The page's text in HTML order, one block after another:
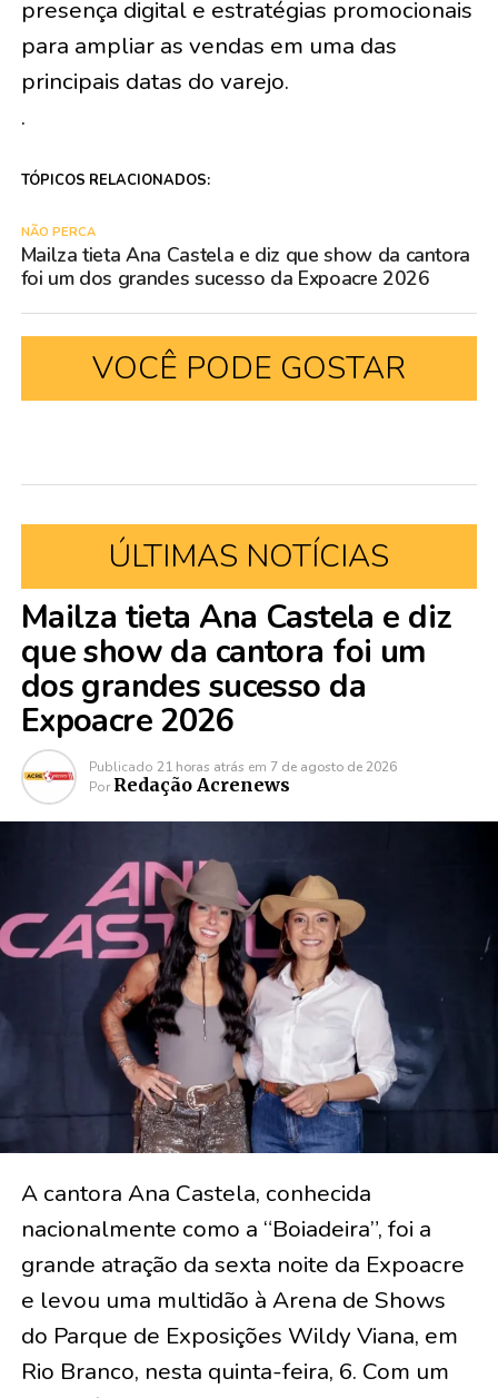
presença digital e estratégias promocionais
para ampliar as vendas em uma das
principais datas do varejo.
.
TÓPICOS RELACIONADOS:
NÃO PERCA
Mailza tieta Ana Castela e diz que show da cantora
foi um dos grandes sucesso da Expoacre 2026
VOCÊ PODE GOSTAR
ÚLTIMAS NOTÍCIAS
Mailza tieta Ana Castela e diz
que show da cantora foi um
dos grandes sucesso da
Expoacre 2026
Publicado 21 horas atrás em 7 de agosto de 2026
Por Redação Acrenews
A cantora Ana Castela, conhecida
nacionalmente como a “Boiadeira”, foi a
grande atração da sexta noite da Expoacre
e levou uma multidão à Arena de Shows
do Parque de Exposições Wildy Viana, em
Rio Branco, nesta quinta-feira, 6. Com um